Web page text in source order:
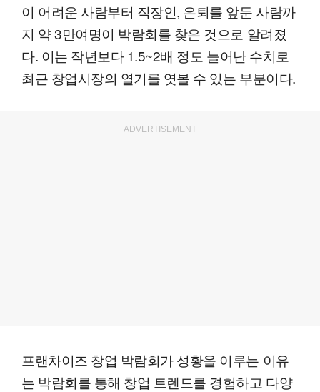
이 어려운 사람부터 직장인, 은퇴를 앞둔 사람까
지 약 3만여명이 박람회를 찾은 것으로 알려졌
다. 이는 작년보다 1.5~2배 정도 늘어난 수치로
최근 창업시장의 열기를 엿볼 수 있는 부분이다.
ADVERTISEMENT
프랜차이즈 창업 박람회가 성황을 이루는 이유
는 박람회를 통해 창업 트렌드를 경험하고 다양